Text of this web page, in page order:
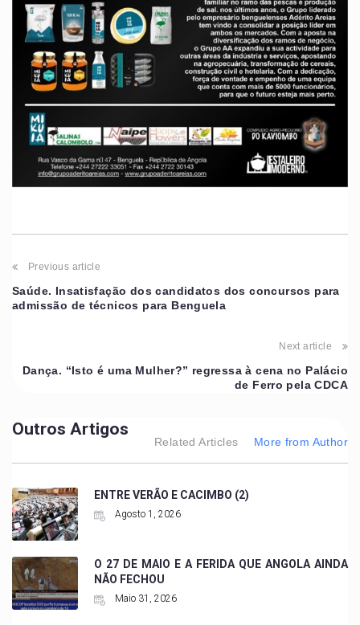
Previous article
Saúde. Insatisfação dos candidatos dos concursos para
admissão de técnicos para Benguela
Next article
Dança. “Isto é uma Mulher?” regressa à cena no Palácio
de Ferro pela CDCA
Outros Artigos
Related Articles More from Author
ENTRE VERÃO E CACIMBO (2)
Agosto 1, 2026
O 27 DE MAIO E A FERIDA QUE ANGOLA AINDA
NÃO FECHOU
Maio 31, 2026